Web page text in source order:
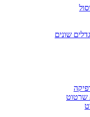
שונים
שרטוט